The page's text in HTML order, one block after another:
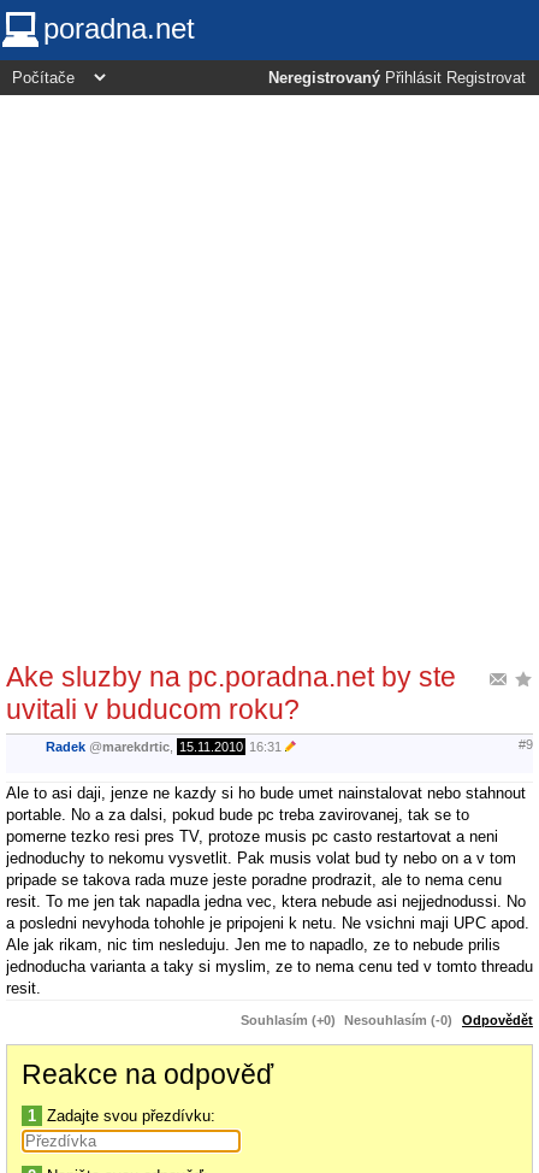
poradna.net
Neregistrovaný Přihlásit Registrovat
Ake sluzby na pc.poradna.net by ste
uvitali v buducom roku?
Radek @marekdrtic 15.11.2010 16:31 #9
Ale to asi daji, jenze ne kazdy si ho bude umet nainstalovat nebo stahnout
portable. No a za dalsi, pokud bude pc treba zavirovanej, tak se to
pomerne tezko resi pres TV, protoze musis pc casto restartovat a neni
jednoduchy to nekomu vysvetlit. Pak musis volat bud ty nebo on a v tom
pripade se takova rada muze jeste poradne prodrazit, ale to nema cenu
resit. To me jen tak napadla jedna vec, ktera nebude asi nejjednodussi. No
a posledni nevyhoda tohohle je pripojeni k netu. Ne vsichni maji UPC apod.
Ale jak rikam, nic tim nesleduju. Jen me to napadlo, ze to nebude prilis
jednoducha varianta a taky si myslim, ze to nema cenu ted v tomto threadu
resit.
Souhlasím (+0) Nesouhlasím (-0) Odpovědět
Reakce na odpověď
1 Zadajte svou přezdívku: